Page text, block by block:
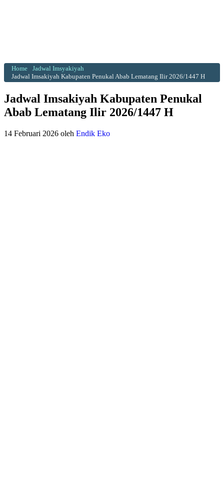
Home
Jadwal Imsyakiyah
Jadwal Imsakiyah Kabupaten Penukal Abab Lematang Ilir 2026/1447 H
Jadwal Imsakiyah Kabupaten Penukal
Abab Lematang Ilir 2026/1447 H
14 Februari 2026 oleh Endik Eko